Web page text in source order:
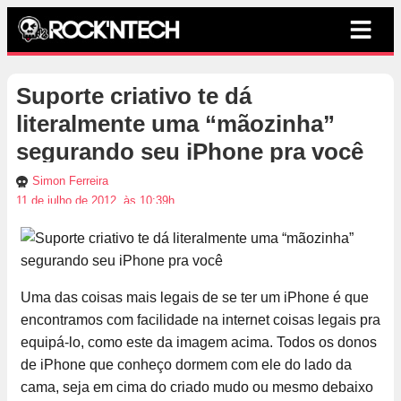
Suporte criativo te dá
literalmente uma “mãozinha”
segurando seu iPhone pra você
Simon Ferreira
11 de julho de 2012, às 10:39h
Uma das coisas mais legais de se ter um iPhone é que
encontramos com facilidade na internet coisas legais pra
equipá-lo, como este da imagem acima. Todos os donos
de iPhone que conheço dormem com ele do lado da
cama, seja em cima do criado mudo ou mesmo debaixo